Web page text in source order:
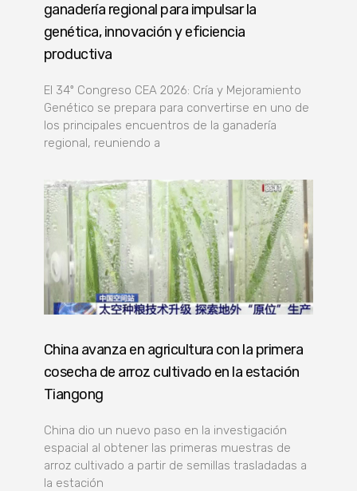
ganadería regional para impulsar la
genética, innovación y eficiencia
productiva
El 34º Congreso CEA 2026: Cría y Mejoramiento
Genético se prepara para convertirse en uno de
los principales encuentros de la ganadería
regional, reuniendo a
China avanza en agricultura con la primera
cosecha de arroz cultivado en la estación
Tiangong
China dio un nuevo paso en la investigación
espacial al obtener las primeras muestras de
arroz cultivado a partir de semillas trasladadas a
la estación